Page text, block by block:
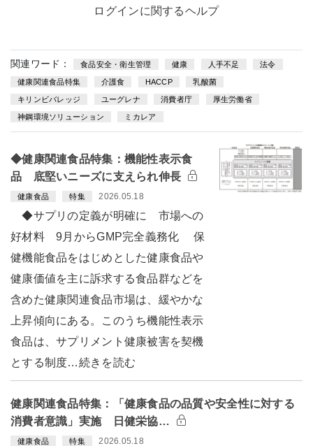
ログインに関するヘルプ
関連ワード： 食品安全・衛生管理 健康 人手不足 法令
健康関連食品特集 介護食 HACCP 乳酸菌
キリンビバレッジ ユーグレナ 消費者庁 厚生労働省
神鋼環境ソリューション ミカレア
◆健康関連食品特集：機能性表示食
品 底堅いニーズに支えられ伸長
健康食品 特集 2026.05.18
◆サプリの定義が明確に 市場への
好材料 9月からGMP完全義務化 保
健機能食品をはじめとした健康食品や
健康価値を主に訴求する食品群などを
含めた健康関連食品市場は、緩やかな
上昇傾向にある。このうち機能性表示
食品は、サプリメント健康被害を契機
とする制度…続きを読む
健康関連食品特集：「健康食品の品質や安全性に対する
消費者意識」実施 日健栄協…
健康食品 特集 2026.05.18